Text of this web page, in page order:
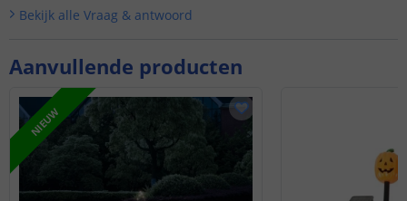
Aanvullende producten
NIEUW
Bekijk alle Vraag & antwoord